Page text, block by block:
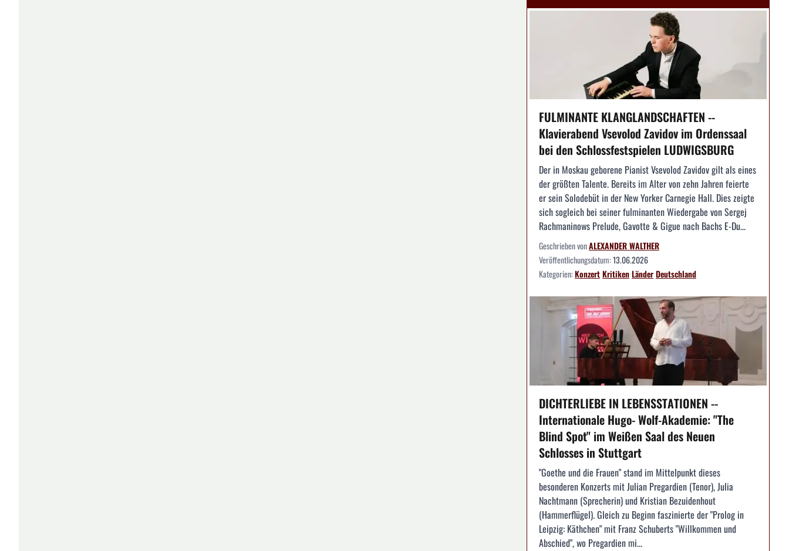
FULMINANTE KLANGLANDSCHAFTEN --
Klavierabend Vsevolod Zavidov im Ordenssaal
bei den Schlossfestspielen LUDWIGSBURG
Der in Moskau geborene Pianist Vsevolod Zavidov gilt als eines
der größten Talente. Bereits im Alter von zehn Jahren feierte
er sein Solodebüt in der New Yorker Carnegie Hall. Dies zeigte
sich sogleich bei seiner fulminanten Wiedergabe von Sergej
Rachmaninows Prelude, Gavotte & Gigue nach Bachs E-Du...
Geschrieben vonALEXANDER WALTHER
Veröffentlichungsdatum:13.06.2026
Kategorien:KonzertKritikenLänderDeutschland
DICHTERLIEBE IN LEBENSSTATIONEN --
Internationale Hugo- Wolf-Akademie: "The
Blind Spot" im Weißen Saal des Neuen
Schlosses in Stuttgart
"Goethe und die Frauen" stand im Mittelpunkt dieses
besonderen Konzerts mit Julian Pregardien (Tenor), Julia
Nachtmann (Sprecherin) und Kristian Bezuidenhout
(Hammerflügel). Gleich zu Beginn faszinierte der "Prolog in
Leipzig: Käthchen" mit Franz Schuberts "Willkommen und
Abschied", wo Pregardien mi...